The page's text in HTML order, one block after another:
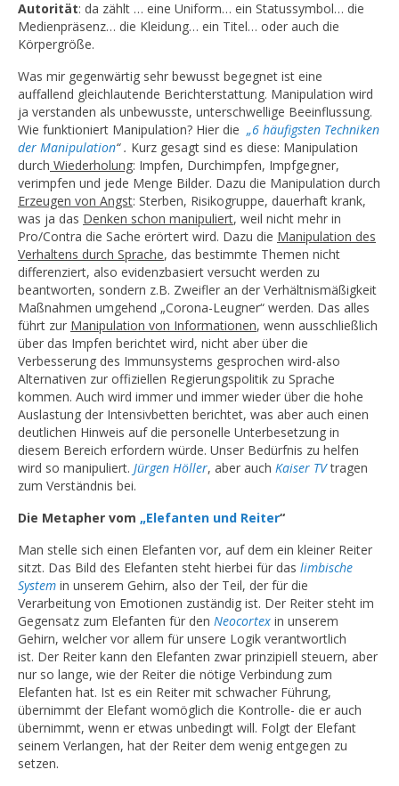
Autorität: da zählt … eine Uniform… ein Statussymbol… die
Medienpräsenz… die Kleidung… ein Titel… oder auch die
Körpergröße.
Was mir gegenwärtig sehr bewusst begegnet ist eine
auffallend gleichlautende Berichterstattung. Manipulation wird
ja verstanden als unbewusste, unterschwellige Beeinflussung.
Wie funktioniert Manipulation? Hier die „6 häufigsten Techniken
der Manipulation“ . Kurz gesagt sind es diese: Manipulation
durch Wiederholung: Impfen, Durchimpfen, Impfgegner,
verimpfen und jede Menge Bilder. Dazu die Manipulation durch
Erzeugen von Angst: Sterben, Risikogruppe, dauerhaft krank,
was ja das Denken schon manipuliert, weil nicht mehr in
Pro/Contra die Sache erörtert wird. Dazu die Manipulation des
Verhaltens durch Sprache, das bestimmte Themen nicht
differenziert, also evidenzbasiert versucht werden zu
beantworten, sondern z.B. Zweifler an der Verhältnismäßigkeit
Maßnahmen umgehend „Corona-Leugner“ werden. Das alles
führt zur Manipulation von Informationen, wenn ausschließlich
über das Impfen berichtet wird, nicht aber über die
Verbesserung des Immunsystems gesprochen wird-also
Alternativen zur offiziellen Regierungspolitik zu Sprache
kommen. Auch wird immer und immer wieder über die hohe
Auslastung der Intensivbetten berichtet, was aber auch einen
deutlichen Hinweis auf die personelle Unterbesetzung in
diesem Bereich erfordern würde. Unser Bedürfnis zu helfen
wird so manipuliert. Jürgen Höller, aber auch Kaiser TVtragen
zum Verständnis bei.
Die Metapher vom „Elefanten und Reiter“
Man stelle sich einen Elefanten vor, auf dem ein kleiner Reiter
sitzt. Das Bild des Elefanten steht hierbei für das limbische
System in unserem Gehirn, also der Teil, der für die
Verarbeitung von Emotionen zuständig ist. Der Reiter steht im
Gegensatz zum Elefanten für den Neocortex in unserem
Gehirn, welcher vor allem für unsere Logik verantwortlich
ist. Der Reiter kann den Elefanten zwar prinzipiell steuern, aber
nur so lange, wie der Reiter die nötige Verbindung zum
Elefanten hat. Ist es ein Reiter mit schwacher Führung,
übernimmt der Elefant womöglich die Kontrolle- die er auch
übernimmt, wenn er etwas unbedingt will. Folgt der Elefant
seinem Verlangen, hat der Reiter dem wenig entgegen zu
setzen.